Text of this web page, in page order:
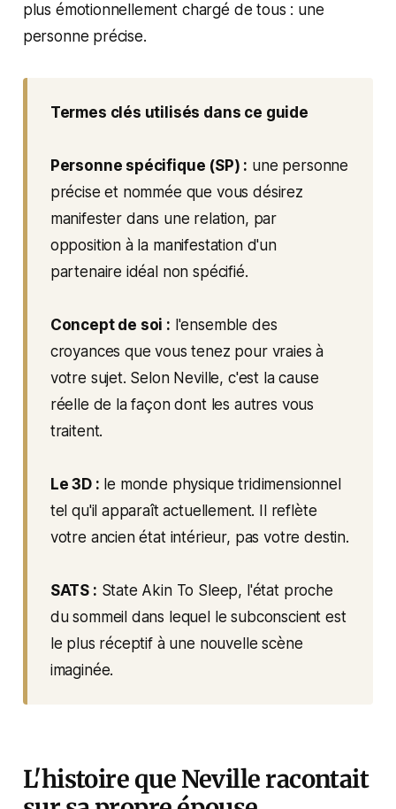
plus émotionnellement chargé de tous : une
personne précise.
Termes clés utilisés dans ce guide
Personne spécifique (SP) : une personne
précise et nommée que vous désirez
manifester dans une relation, par
opposition à la manifestation d'un
partenaire idéal non spécifié.
Concept de soi : l'ensemble des
croyances que vous tenez pour vraies à
votre sujet. Selon Neville, c'est la cause
réelle de la façon dont les autres vous
traitent.
Le 3D : le monde physique tridimensionnel
tel qu'il apparaît actuellement. Il reflète
votre ancien état intérieur, pas votre destin.
SATS : State Akin To Sleep, l'état proche
du sommeil dans lequel le subconscient est
le plus réceptif à une nouvelle scène
imaginée.
L'histoire que Neville racontait